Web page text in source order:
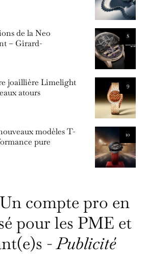
8
de la Neo
– Girard-
9
joaillière Limelight
atours
10
modèles T-
pure
compte pro en
pour les PME et
-Publicité